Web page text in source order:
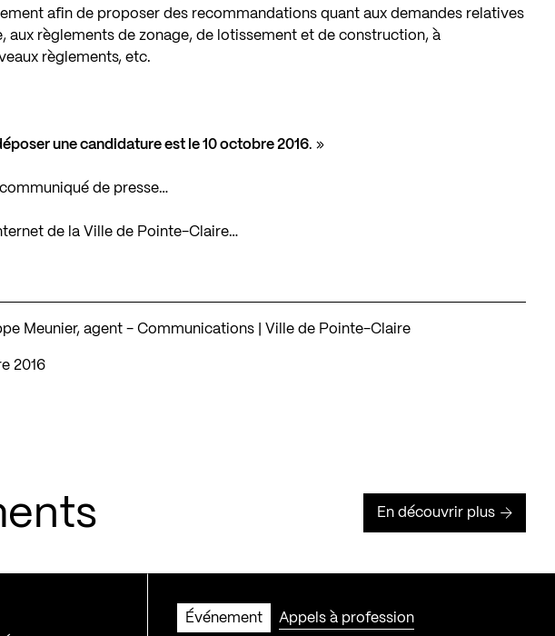
afin de proposer des recommandations quant aux demandes relatives
aux règlements de zonage, de lotissement et de construction, à
règlements, etc.
une candidature est le 10 octobre 2016. »
de presse…
de la Ville de Pointe-Claire…
Meunier, agent - Communications | Ville de Pointe-Claire
2016
En découvrir plus
Événement Appels à profession